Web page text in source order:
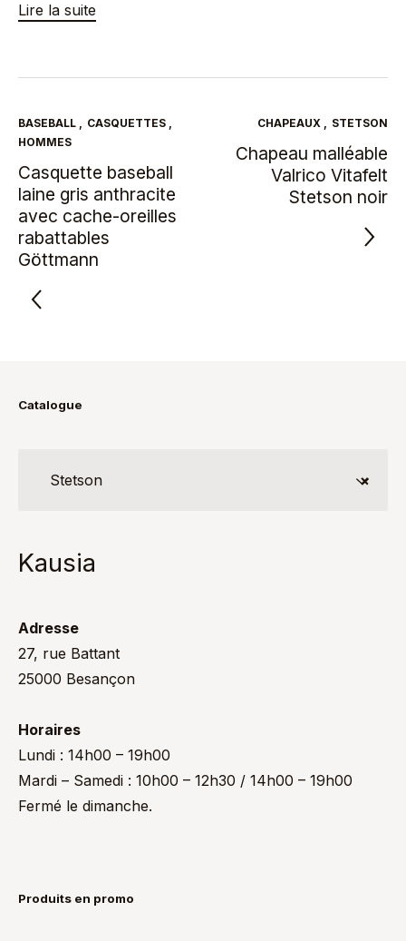
Lire la suite
BASEBALL , CASQUETTES ,
HOMMES
Casquette baseball
laine gris anthracite
avec cache-oreilles
rabattables
Göttmann
CHAPEAUX , STETSON
Chapeau malléable
Valrico Vitafelt
Stetson noir
Catalogue
×
Stetson
Kausia
Adresse
27, rue Battant
25000 Besançon
Horaires
Lundi : 14h00 – 19h00
Mardi – Samedi : 10h00 – 12h30 / 14h00 – 19h00
Fermé le dimanche.
Produits en promo